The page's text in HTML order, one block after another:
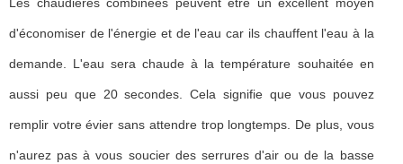
d'économiser de l'énergie et de l'eau car ils chauffent l'eau à la
demande. L'eau sera chaude à la température souhaitée en
aussi peu que 20 secondes. Cela signifie que vous pouvez
remplir votre évier sans attendre trop longtemps. De plus, vous
n'aurez pas à vous soucier des serrures d'air ou de la basse